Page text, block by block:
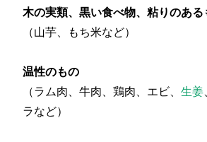
木の実類、黒い食べ物、粘りのある
（山芋、もち米など）
温性のもの
（ラム肉、牛肉、鶏肉、エビ、生姜
ラなど）